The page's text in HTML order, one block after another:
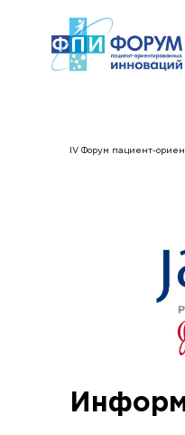
IV Форум пациент-